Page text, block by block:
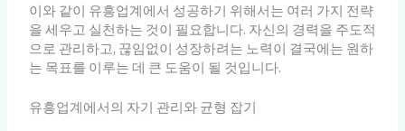
이와 같이 유흥업계에서 성공하기 위해서는 여러 가지 전략
을 세우고 실천하는 것이 필요합니다. 자신의 경력을 주도적
으로 관리하고, 끊임없이 성장하려는 노력이 결국에는 원하
는 목표를 이루는 데 큰 도움이 될 것입니다.
유흥업계에서의 자기 관리와 균형 잡기